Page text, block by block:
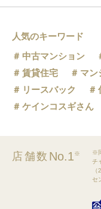
人気のキーワード
中古マンション
賃貸住宅
マン
リースバック
ケインコスギさん
店舗数 No.1※
※
チ
セ